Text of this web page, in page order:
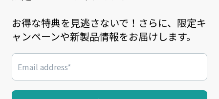
電話番号: 03-6899-5900
(Twitter)